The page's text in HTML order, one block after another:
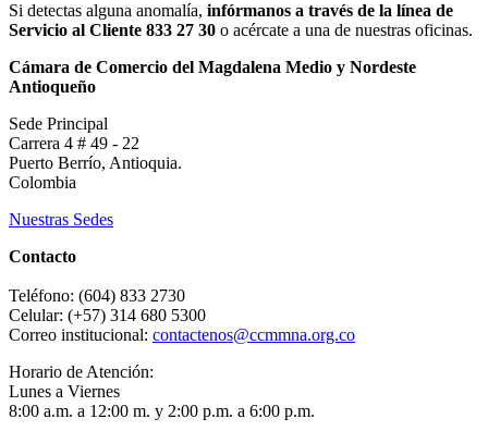
Si detectas alguna anomalía, infórmanos a través de la línea de
Servicio al Cliente 833 27 30 o acércate a una de nuestras oficinas.
Cámara de Comercio del Magdalena Medio y Nordeste
Antioqueño
Sede Principal
Carrera 4 # 49 - 22
Puerto Berrío, Antioquia.
Colombia
Nuestras Sedes
Contacto
Teléfono: (604) 833 2730
Celular: (+57) 314 680 5300
Correo institucional: contactenos@ccmmna.org.co
Horario de Atención:
Lunes a Viernes
8:00 a.m. a 12:00 m. y 2:00 p.m. a 6:00 p.m.